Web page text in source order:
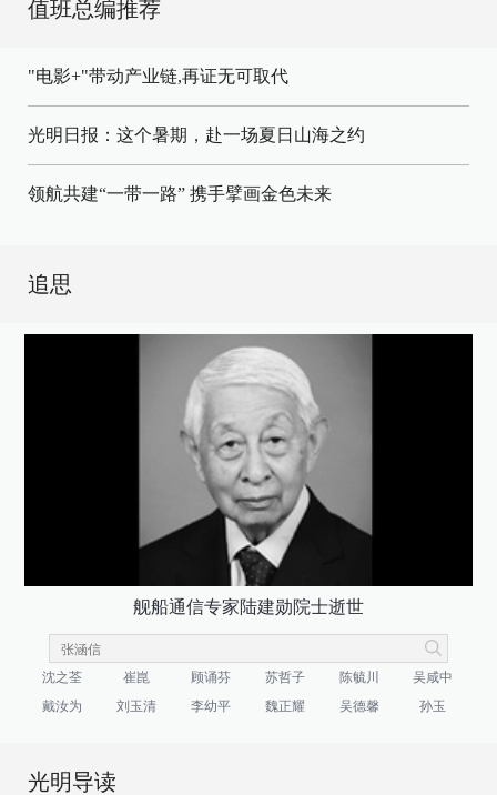
值班总编推荐
"电影+"带动产业链,再证无可取代
光明日报：这个暑期，赴一场夏日山海之约
领航共建“一带一路” 携手擘画金色未来
追思
舰船通信专家陆建勋院士逝世
沈之荃 崔崑 顾诵芬 苏哲子 陈毓川
吴咸中
戴汝为
刘玉清 李幼平 魏正耀 吴德馨 孙玉
光明导读